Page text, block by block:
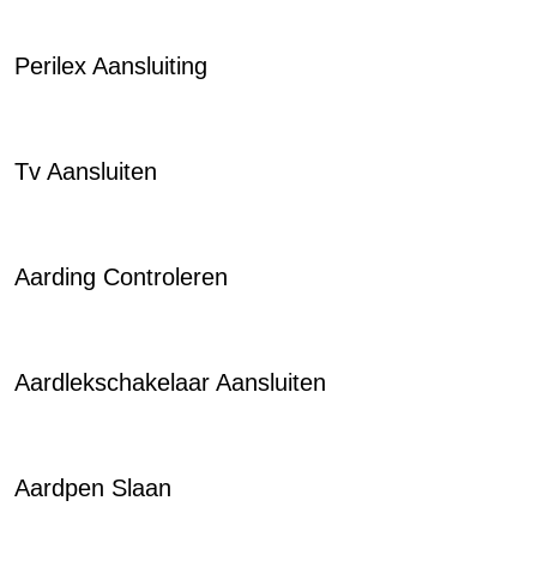
Perilex Aansluiting
Tv Aansluiten
Aarding Controleren
Aardlekschakelaar Aansluiten
Aardpen Slaan